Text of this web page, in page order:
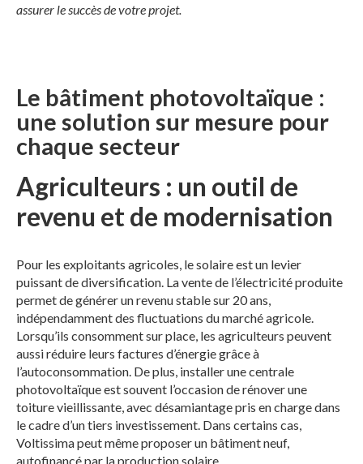
assurer le succès de votre projet.
Le bâtiment photovoltaïque :
une solution sur mesure pour
chaque secteur
Agriculteurs : un outil de
revenu et de modernisation
Pour les exploitants agricoles, le solaire est un levier
puissant de diversification. La vente de l’électricité produite
permet de générer un revenu stable sur 20 ans,
indépendamment des fluctuations du marché agricole.
Lorsqu’ils consomment sur place, les agriculteurs peuvent
aussi réduire leurs factures d’énergie grâce à
l’autoconsommation. De plus, installer une centrale
photovoltaïque est souvent l’occasion de rénover une
toiture vieillissante, avec désamiantage pris en charge dans
le cadre d’un tiers investissement. Dans certains cas,
Voltissima peut même proposer un bâtiment neuf,
autofinancé par la production solaire.